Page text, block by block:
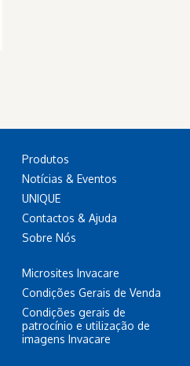
Produtos
Notícias & Eventos
UNIQUE
Contactos & Ajuda
Sobre Nós
Microsites Invacare
Condições Gerais de Venda
Condições gerais de
patrocínio e utilização de
imagens Invacare